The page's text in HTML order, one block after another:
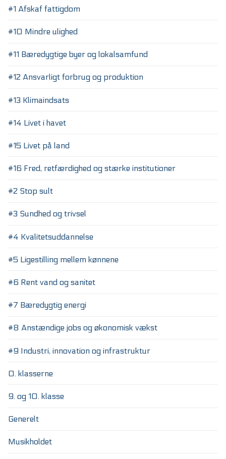
#1 Afskaf fattigdom
#10 Mindre ulighed
#11 Bæredygtige byer og lokalsamfund
#12 Ansvarligt forbrug og produktion
#13 Klimaindsats
#14 Livet i havet
#15 Livet på land
#16 Fred, retfærdighed og stærke institutioner
#2 Stop sult
#3 Sundhed og trivsel
#4 Kvalitetsuddannelse
#5 Ligestilling mellem kønnene
#6 Rent vand og sanitet
#7 Bæredygtig energi
#8 Anstændige jobs og økonomisk vækst
#9 Industri, innovation og infrastruktur
0. klasserne
9. og 10. klasse
Generelt
Musikholdet